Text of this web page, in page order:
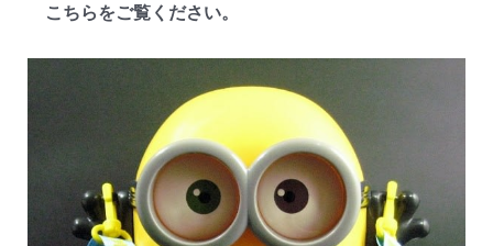
こちらをご覧ください。